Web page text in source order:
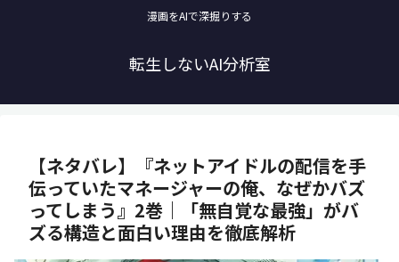
漫画をAIで深掘りする
転生しないAI分析室
【ネタバレ】『ネットアイドルの配信を手
伝っていたマネージャーの俺、なぜかバズ
ってしまう』2巻｜「無自覚な最強」がバ
ズる構造と面白い理由を徹底解析